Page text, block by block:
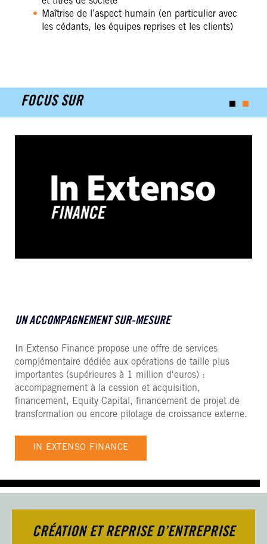
Maîtrise de l’aspect humain (en particulier avec
les cédants, les équipes reprises et les clients)
FOCUS SUR
UN ACCOMPAGNEMENT SUR-MESURE
In Extenso Finance propose une offre de services
complémentaire dédiée aux opérations de taille plus
importantes (supérieures à 1 million d'euros) :
accompagnement à la cession et acquisition,
financement, Equity Capital, financement de projet de
transformation ou encore pilotage de croissance externe.
IN EXTENSO FINANCE
CRÉATION ET REPRISE D’ENTREPRISE